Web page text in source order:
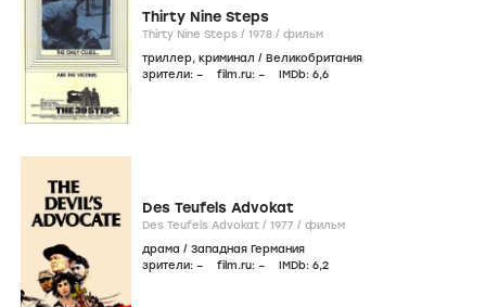
Thirty Nine Steps
Thirty Nine Steps / 1978 / фильм
триллер, криминал / Великобритания
зрители: – film.ru: – IMDb: 6,6
Des Teufels Advokat
Des Teufels Advokat / 1977 / фильм
драма / Западная Германия
зрители: – film.ru: – IMDb: 6,2